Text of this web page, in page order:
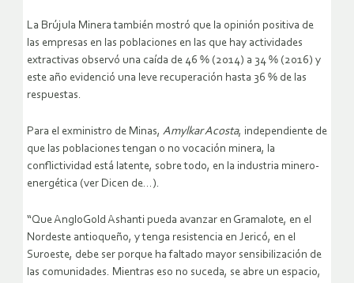
La Brújula Minera también mostró que la opinión positiva de
las empresas en las poblaciones en las que hay actividades
extractivas observó una caída de 46 % (2014) a 34 % (2016) y
este año evidenció una leve recuperación hasta 36 % de las
respuestas.
Para el exministro de Minas, Amylkar Acosta, independiente de
que las poblaciones tengan o no vocación minera, la
conflictividad está latente, sobre todo, en la industria minero-
energética (ver Dicen de…).
“Que AngloGold Ashanti pueda avanzar en Gramalote, en el
Nordeste antioqueño, y tenga resistencia en Jericó, en el
Suroeste, debe ser porque ha faltado mayor sensibilización de
las comunidades. Mientras eso no suceda, se abre un espacio,